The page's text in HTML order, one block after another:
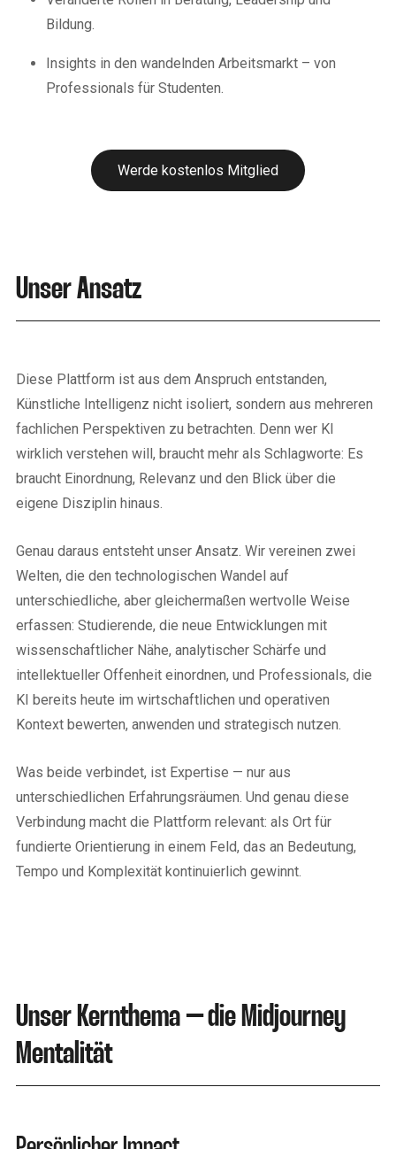
Bildung.
Insights in den wandelnden Arbeitsmarkt – von
Professionals für Studenten.
Werde kostenlos Mitglied
Unser Ansatz
Diese Plattform ist aus dem Anspruch entstanden,
Künstliche Intelligenz nicht isoliert, sondern aus mehreren
fachlichen Perspektiven zu betrachten. Denn wer KI
wirklich verstehen will, braucht mehr als Schlagworte: Es
braucht Einordnung, Relevanz und den Blick über die
eigene Disziplin hinaus.
Genau daraus entsteht unser Ansatz. Wir vereinen zwei
Welten, die den technologischen Wandel auf
unterschiedliche, aber gleichermaßen wertvolle Weise
erfassen: Studierende, die neue Entwicklungen mit
wissenschaftlicher Nähe, analytischer Schärfe und
intellektueller Offenheit einordnen, und Professionals, die
KI bereits heute im wirtschaftlichen und operativen
Kontext bewerten, anwenden und strategisch nutzen.
Was beide verbindet, ist Expertise — nur aus
unterschiedlichen Erfahrungsräumen. Und genau diese
Verbindung macht die Plattform relevant: als Ort für
fundierte Orientierung in einem Feld, das an Bedeutung,
Tempo und Komplexität kontinuierlich gewinnt.
Unser Kernthema – die Midjourney
Mentalität